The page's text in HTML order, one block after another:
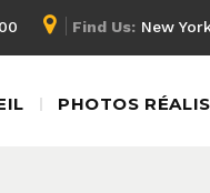
Find Us: New
PHOTOS